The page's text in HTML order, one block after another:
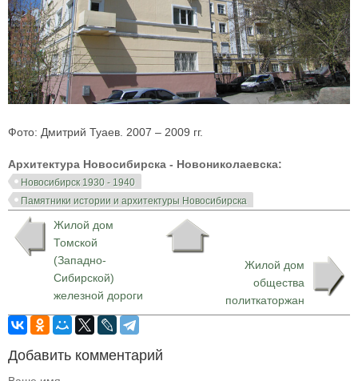
Фото: Дмитрий Туаев. 2007 – 2009 гг.
Архитектура Новосибирска - Новониколаевска:
Новосибирск 1930 - 1940
Памятники истории и архитектуры Новосибирска
Жилой дом
Томской
(Западно-
Сибирской)
железной дороги
Жилой дом
общества
политкаторжан
Добавить комментарий